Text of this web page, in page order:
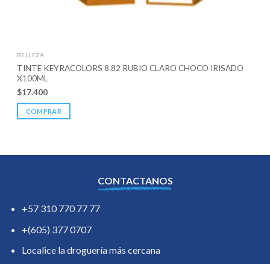
BELLEZA
TINTE KEYRACOLORS 8.82 RUBIO CLARO CHOCO IRISADO
X100ML
$17.400
COMPRAR
CONTACTANOS
+57 310 770 77 77
+(605) 377 0707
Localice la droguería más cercana